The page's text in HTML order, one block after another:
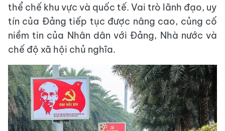
thể chế khu vực và quốc tế. Vai trò lãnh đạo, uy
tín của Đảng tiếp tục được nâng cao, củng cố
niềm tin của Nhân dân với Đảng, Nhà nước và
chế độ xã hội chủ nghĩa.